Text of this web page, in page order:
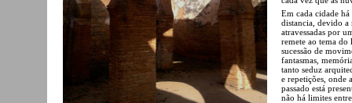
Em cada cidade
distancia, devido a
atravessadas por
remete ao tema do
sucessão de
fantasmas,
tanto seduz
e repetições, onde
passado está
não há limites